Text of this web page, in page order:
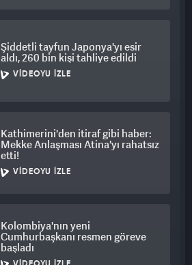
Şiddetli tayfun Japonya'yı esir
aldı, 260 bin kişi tahliye edildi
VIDEOYU İZLE
Kathimerini'den itiraf gibi haber:
Mekke Anlaşması Atina'yı rahatsız
etti!
VIDEOYU İZLE
Kolombiya'nın yeni
Cumhurbaşkanı resmen göreve
başladı